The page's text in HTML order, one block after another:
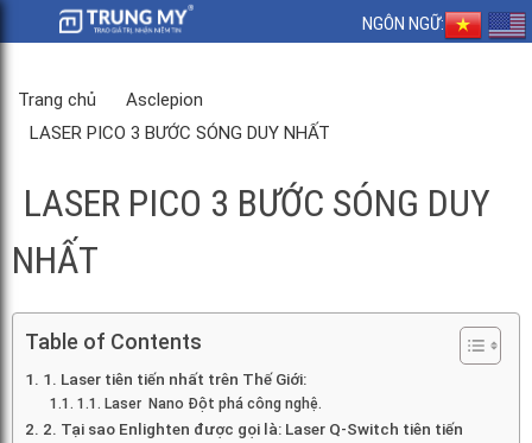
NGÔN NGỮ:
Trang chủ
Asclepion
LASER PICO 3 BƯỚC SÓNG DUY NHẤT
LASER PICO 3 BƯỚC SÓNG DUY
NHẤT
Table of Contents
1. Laser tiên tiến nhất trên Thế Giới:
1.1. Laser Nano Đột phá công nghệ.
2. Tại sao Enlighten được gọi là: Laser Q-Switch tiên tiến